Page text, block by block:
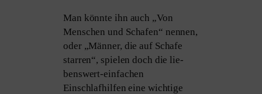
Man könn­te ihn auch „Von
Menschen und Schafen“ nen­nen,
oder „Männer, die auf Schafe
star­ren“, spie­len doch die lie­
bens­wert-ein­fa­chen
Einschlafhilfen eine wich­ti­ge